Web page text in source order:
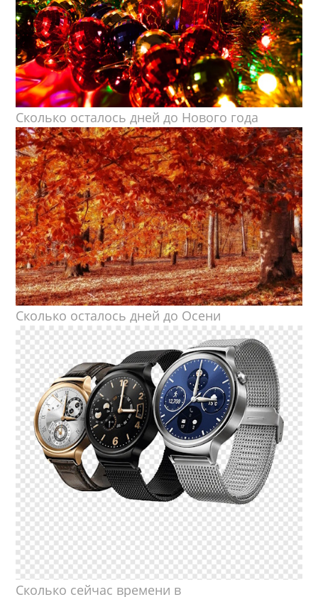
Сколько осталось дней до Нового года
Сколько осталось дней до Осени
Сколько сейчас времени в